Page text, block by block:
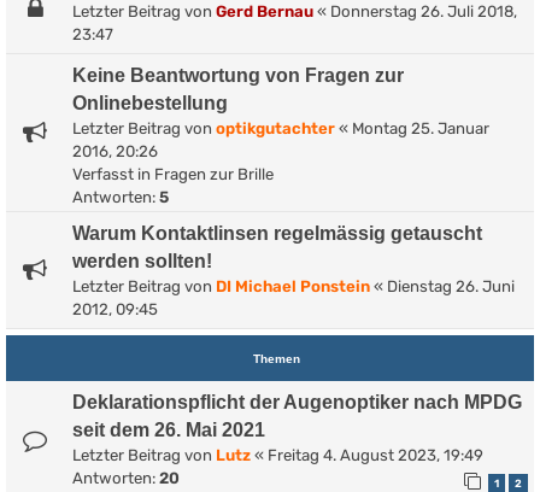
Letzter Beitrag von Gerd Bernau « Donnerstag 26. Juli 2018,
23:47
Keine Beantwortung von Fragen zur
Onlinebestellung
Letzter Beitrag von optikgutachter « Montag 25. Januar
2016, 20:26
Verfasst in Fragen zur Brille
Antworten: 5
Warum Kontaktlinsen regelmässig getauscht
werden sollten!
Letzter Beitrag von DI Michael Ponstein « Dienstag 26. Juni
2012, 09:45
Themen
Deklarationspflicht der Augenoptiker nach MPDG
seit dem 26. Mai 2021
Letzter Beitrag von Lutz « Freitag 4. August 2023, 19:49
Antworten: 20 1 2